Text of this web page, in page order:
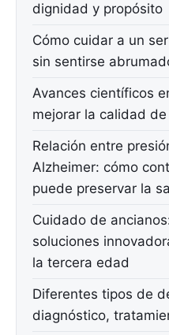
dignidad y propósito
Cómo cuidar a un
sin sentirse
Avances científicos
mejorar la calidad
Relación entre
Alzheimer: cómo
puede preservar la
Cuidado de
soluciones
la tercera edad
Diferentes tipos de
diagnóstico,